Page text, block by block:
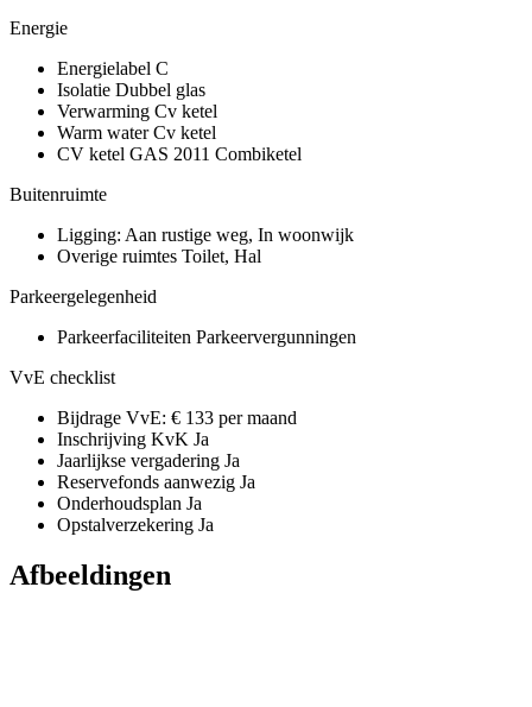
Energie
Energielabel C
Isolatie Dubbel glas
Verwarming Cv ketel
Warm water Cv ketel
CV ketel GAS 2011 Combiketel
Buitenruimte
Ligging: Aan rustige weg, In woonwijk
Overige ruimtes Toilet, Hal
Parkeergelegenheid
Parkeerfaciliteiten Parkeervergunningen
VvE checklist
Bijdrage VvE: € 133 per maand
Inschrijving KvK Ja
Jaarlijkse vergadering Ja
Reservefonds aanwezig Ja
Onderhoudsplan Ja
Opstalverzekering Ja
Afbeeldingen